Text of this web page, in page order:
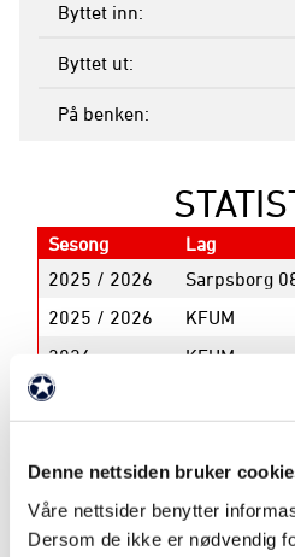
Denne nettsiden bruker
Våre nettsider benytter
Dersom de ikke er nødvendig
Byttet inn
Byttet ut
På benken
Sesong Lag
2025 / 2026
Sarpsborg
2025 / 2026
KFUM
2026
KFUM
2025
2025
Sarpsborg
2025
Sarpsborg
2024 / 2025
Tromsø